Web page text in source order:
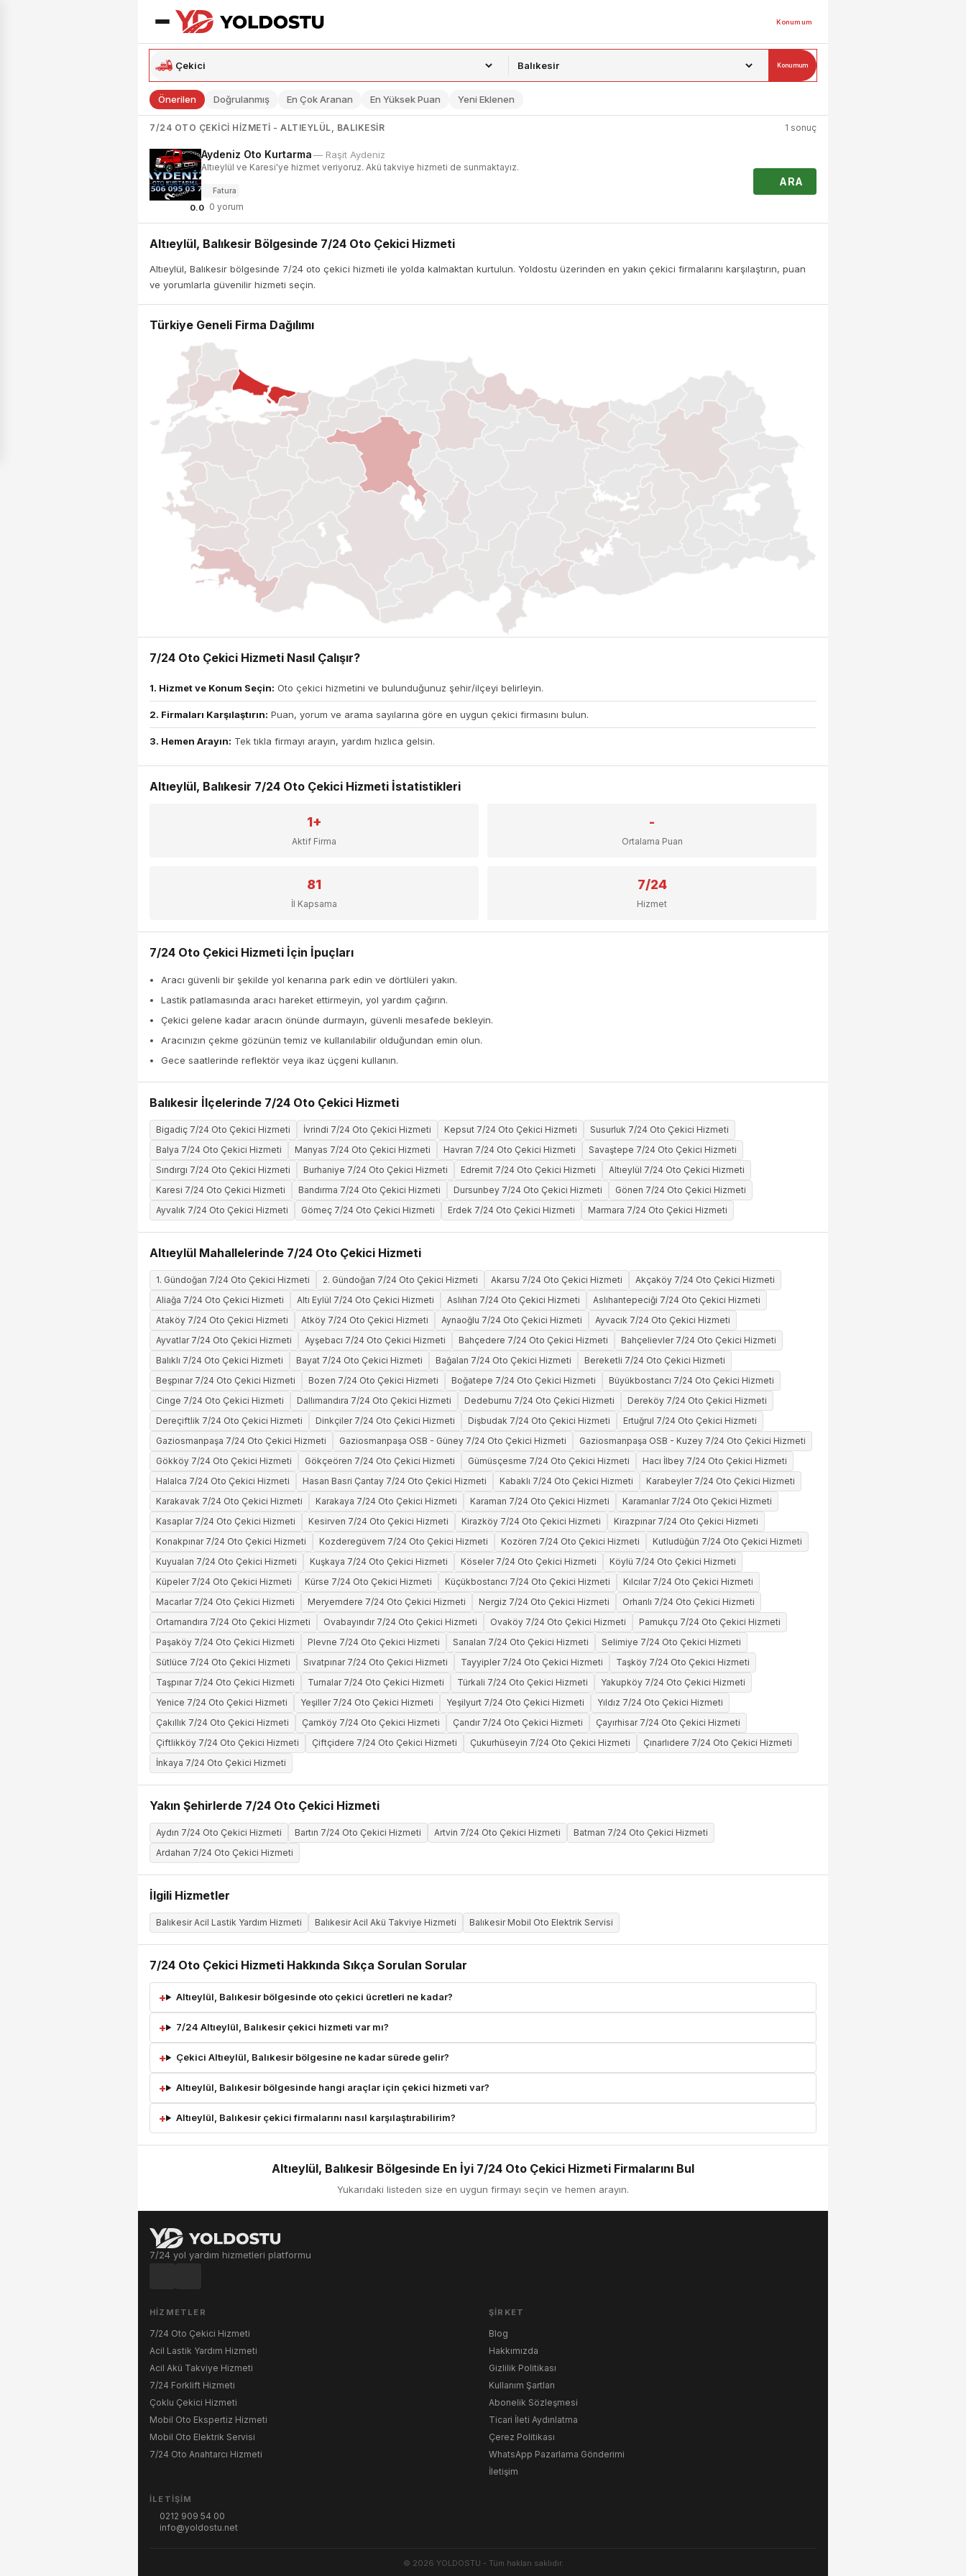
Konumum
Konumum
Önerilen Doğrulanmış En Çok Aranan En Yüksek Puan Yeni Eklenen
7/24 OTO ÇEKICI HIZMETI - ALTIEYLÜL, BALIKESIR 1 sonuç
0.0
Aydeniz Oto Kurtarma— Raşit Aydeniz
Altıeylül ve Karesi'ye hizmet veriyoruz. Akü takviye hizmeti de sunmaktayız.
Fatura
0 yorum
ARA
Altıeylül, Balıkesir Bölgesinde 7/24 Oto Çekici Hizmeti
Altıeylül, Balıkesir bölgesinde 7/24 oto çekici hizmeti ile yolda kalmaktan kurtulun. Yoldostu üzerinden en yakın çekici firmalarını karşılaştırın, puan
ve yorumlarla güvenilir hizmeti seçin.
Türkiye Geneli Firma Dağılımı
7/24 Oto Çekici Hizmeti Nasıl Çalışır?
1. Hizmet ve Konum Seçin: Oto çekici hizmetini ve bulunduğunuz şehir/ilçeyi belirleyin.
2. Firmaları Karşılaştırın: Puan, yorum ve arama sayılarına göre en uygun çekici firmasını bulun.
3. Hemen Arayın: Tek tıkla firmayı arayın, yardım hızlıca gelsin.
Altıeylül, Balıkesir 7/24 Oto Çekici Hizmeti İstatistikleri
1+
Aktif Firma
-
Ortalama Puan
81
İl Kapsama
7/24
Hizmet
7/24 Oto Çekici Hizmeti İçin İpuçları
Aracı güvenli bir şekilde yol kenarına park edin ve dörtlüleri yakın.
Lastik patlamasında aracı hareket ettirmeyin, yol yardım çağırın.
Çekici gelene kadar aracın önünde durmayın, güvenli mesafede bekleyin.
Aracınızın çekme gözünün temiz ve kullanılabilir olduğundan emin olun.
Gece saatlerinde reflektör veya ikaz üçgeni kullanın.
Balıkesir İlçelerinde 7/24 Oto Çekici Hizmeti
Bigadiç 7/24 Oto Çekici Hizmeti İvrindi 7/24 Oto Çekici Hizmeti Kepsut 7/24 Oto Çekici Hizmeti
Susurluk 7/24 Oto Çekici Hizmeti
Balya 7/24 Oto Çekici Hizmeti
Manyas 7/24 Oto Çekici Hizmeti Havran 7/24 Oto Çekici Hizmeti
Savaştepe 7/24 Oto Çekici Hizmeti
Sındırgı 7/24 Oto Çekici Hizmeti
Burhaniye 7/24 Oto Çekici Hizmeti Edremit 7/24 Oto Çekici Hizmeti
Altıeylül 7/24 Oto Çekici Hizmeti
Karesi 7/24 Oto Çekici Hizmeti
Bandırma 7/24 Oto Çekici Hizmeti Dursunbey 7/24 Oto Çekici Hizmeti
Gönen 7/24 Oto Çekici Hizmeti
Ayvalık 7/24 Oto Çekici Hizmeti
Gömeç 7/24 Oto Çekici Hizmeti Erdek 7/24 Oto Çekici Hizmeti Marmara 7/24 Oto Çekici Hizmeti
Altıeylül Mahallelerinde 7/24 Oto Çekici Hizmeti
1. Gündoğan 7/24 Oto Çekici Hizmeti 2. Gündoğan 7/24 Oto Çekici Hizmeti Akarsu 7/24 Oto Çekici Hizmeti
Akçaköy 7/24 Oto Çekici Hizmeti
Aliağa 7/24 Oto Çekici Hizmeti
Altı Eylül 7/24 Oto Çekici Hizmeti Aslıhan 7/24 Oto Çekici Hizmeti
Aslıhantepeciği 7/24 Oto Çekici Hizmeti
Ataköy 7/24 Oto Çekici Hizmeti
Atköy 7/24 Oto Çekici Hizmeti Aynaoğlu 7/24 Oto Çekici Hizmeti
Ayvacık 7/24 Oto Çekici Hizmeti
Ayvatlar 7/24 Oto Çekici Hizmeti
Ayşebacı 7/24 Oto Çekici Hizmeti Bahçedere 7/24 Oto Çekici Hizmeti
Bahçelievler 7/24 Oto Çekici Hizmeti
Balıklı 7/24 Oto Çekici Hizmeti
Bayat 7/24 Oto Çekici Hizmeti Bağalan 7/24 Oto Çekici Hizmeti
Bereketli 7/24 Oto Çekici Hizmeti
Beşpınar 7/24 Oto Çekici Hizmeti
Bozen 7/24 Oto Çekici Hizmeti Boğatepe 7/24 Oto Çekici Hizmeti
Büyükbostancı 7/24 Oto Çekici Hizmeti
Cinge 7/24 Oto Çekici Hizmeti
Dallımandıra 7/24 Oto Çekici Hizmeti Dedeburnu 7/24 Oto Çekici Hizmeti
Dereköy 7/24 Oto Çekici Hizmeti
Dereçiftlik 7/24 Oto Çekici Hizmeti
Dinkçiler 7/24 Oto Çekici Hizmeti Dişbudak 7/24 Oto Çekici Hizmeti
Ertuğrul 7/24 Oto Çekici Hizmeti
Gaziosmanpaşa 7/24 Oto Çekici Hizmeti
Gaziosmanpaşa OSB - Güney 7/24 Oto Çekici Hizmeti
Gaziosmanpaşa OSB - Kuzey 7/24 Oto Çekici Hizmeti
Gökköy 7/24 Oto Çekici Hizmeti
Gökçeören 7/24 Oto Çekici Hizmeti Gümüsçesme 7/24 Oto Çekici Hizmeti
Hacı İlbey 7/24 Oto Çekici Hizmeti
Halalca 7/24 Oto Çekici Hizmeti
Hasan Basri Çantay 7/24 Oto Çekici Hizmeti Kabaklı 7/24 Oto Çekici Hizmeti
Karabeyler 7/24 Oto Çekici Hizmeti
Karakavak 7/24 Oto Çekici Hizmeti
Karakaya 7/24 Oto Çekici Hizmeti Karaman 7/24 Oto Çekici Hizmeti
Karamanlar 7/24 Oto Çekici Hizmeti
Kasaplar 7/24 Oto Çekici Hizmeti
Kesirven 7/24 Oto Çekici Hizmeti Kirazköy 7/24 Oto Çekici Hizmeti
Kirazpınar 7/24 Oto Çekici Hizmeti
Konakpınar 7/24 Oto Çekici Hizmeti
Kozderegüvem 7/24 Oto Çekici Hizmeti Kozören 7/24 Oto Çekici Hizmeti
Kutludüğün 7/24 Oto Çekici Hizmeti
Kuyualan 7/24 Oto Çekici Hizmeti
Kuşkaya 7/24 Oto Çekici Hizmeti Köseler 7/24 Oto Çekici Hizmeti
Köylü 7/24 Oto Çekici Hizmeti
Küpeler 7/24 Oto Çekici Hizmeti
Kürse 7/24 Oto Çekici Hizmeti Küçükbostancı 7/24 Oto Çekici Hizmeti
Kılcılar 7/24 Oto Çekici Hizmeti
Macarlar 7/24 Oto Çekici Hizmeti
Meryemdere 7/24 Oto Çekici Hizmeti Nergiz 7/24 Oto Çekici Hizmeti
Orhanlı 7/24 Oto Çekici Hizmeti
Ortamandıra 7/24 Oto Çekici Hizmeti
Ovabayındır 7/24 Oto Çekici Hizmeti Ovaköy 7/24 Oto Çekici Hizmeti
Pamukçu 7/24 Oto Çekici Hizmeti
Paşaköy 7/24 Oto Çekici Hizmeti
Plevne 7/24 Oto Çekici Hizmeti Sarıalan 7/24 Oto Çekici Hizmeti
Selimiye 7/24 Oto Çekici Hizmeti
Sütlüce 7/24 Oto Çekici Hizmeti
Sıvatpınar 7/24 Oto Çekici Hizmeti Tayyipler 7/24 Oto Çekici Hizmeti
Taşköy 7/24 Oto Çekici Hizmeti
Taşpınar 7/24 Oto Çekici Hizmeti
Turnalar 7/24 Oto Çekici Hizmeti Türkali 7/24 Oto Çekici Hizmeti
Yakupköy 7/24 Oto Çekici Hizmeti
Yenice 7/24 Oto Çekici Hizmeti
Yeşiller 7/24 Oto Çekici Hizmeti Yeşilyurt 7/24 Oto Çekici Hizmeti
Yıldız 7/24 Oto Çekici Hizmeti
Çakıllık 7/24 Oto Çekici Hizmeti
Çamköy 7/24 Oto Çekici Hizmeti Çandır 7/24 Oto Çekici Hizmeti
Çayırhisar 7/24 Oto Çekici Hizmeti
Çiftlikköy 7/24 Oto Çekici Hizmeti
Çiftçidere 7/24 Oto Çekici Hizmeti Çukurhüseyin 7/24 Oto Çekici Hizmeti
Çınarlıdere 7/24 Oto Çekici Hizmeti
İnkaya 7/24 Oto Çekici Hizmeti
Yakın Şehirlerde 7/24 Oto Çekici Hizmeti
Aydın 7/24 Oto Çekici Hizmeti Bartın 7/24 Oto Çekici Hizmeti Artvin 7/24 Oto Çekici Hizmeti
Batman 7/24 Oto Çekici Hizmeti
Ardahan 7/24 Oto Çekici Hizmeti
İlgili Hizmetler
Balıkesir Acil Lastik Yardım Hizmeti Balıkesir Acil Akü Takviye Hizmeti Balıkesir Mobil Oto Elektrik Servisi
7/24 Oto Çekici Hizmeti Hakkında Sıkça Sorulan Sorular
Altıeylül, Balıkesir bölgesinde oto çekici ücretleri ne kadar?
7/24 Altıeylül, Balıkesir çekici hizmeti var mı?
Çekici Altıeylül, Balıkesir bölgesine ne kadar sürede gelir?
Altıeylül, Balıkesir bölgesinde hangi araçlar için çekici hizmeti var?
Altıeylül, Balıkesir çekici firmalarını nasıl karşılaştırabilirim?
Altıeylül, Balıkesir Bölgesinde En İyi 7/24 Oto Çekici Hizmeti Firmalarını Bul
Yukarıdaki listeden size en uygun firmayı seçin ve hemen arayın.
7/24 yol yardım hizmetleri platformu
HIZMETLER
7/24 Oto Çekici Hizmeti
Acil Lastik Yardım Hizmeti
Acil Akü Takviye Hizmeti
7/24 Forklift Hizmeti
Çoklu Çekici Hizmeti
Mobil Oto Ekspertiz Hizmeti
Mobil Oto Elektrik Servisi
7/24 Oto Anahtarcı Hizmeti
ŞIRKET
Blog
Hakkımızda
Gizlilik Politikası
Kullanım Şartları
Abonelik Sözleşmesi
Ticari İleti Aydınlatma
Çerez Politikası
WhatsApp Pazarlama Gönderimi
İletişim
İLETIŞIM
0212 909 54 00
info@yoldostu.net
© 2026 YOLDOSTU - Tüm hakları saklıdır.